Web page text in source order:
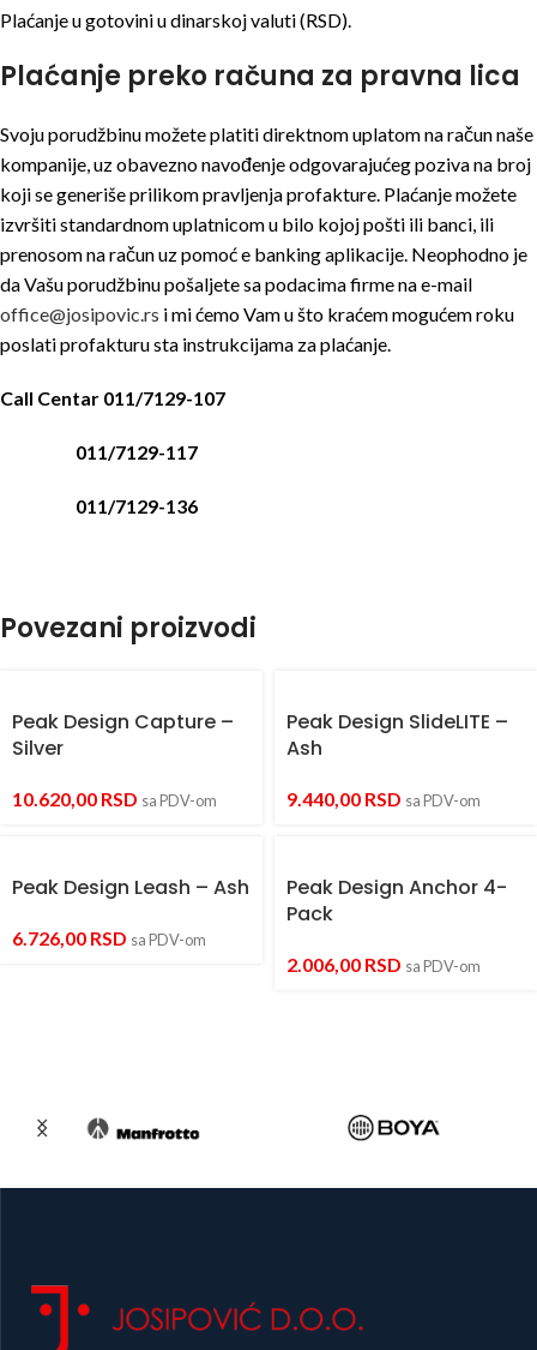
Plaćanje u gotovini u dinarskoj valuti (RSD).
Plaćanje preko računa za pravna lica
Svoju porudžbinu možete platiti direktnom uplatom na račun naše
kompanije, uz obavezno navođenje odgovarajućeg poziva na broj
koji se generiše prilikom pravljenja profakture. Plaćanje možete
izvršiti standardnom uplatnicom u bilo kojoj pošti ili banci, ili
prenosom na račun uz pomoć e banking aplikacije. Neophodno je
da Vašu porudžbinu pošaljete sa podacima firme na e-mail
office@josipovic.rs i mi ćemo Vam u što kraćem mogućem roku
poslati profakturu sta instrukcijama za plaćanje.
Call Centar 011/7129-107
011/7129-117
011/7129-136
Povezani proizvodi
Peak Design Capture –
Silver
10.620,00 RSD sa PDV-om
Peak Design SlideLITE –
Ash
9.440,00 RSD sa PDV-om
Peak Design Leash – Ash
6.726,00 RSD sa PDV-om
Peak Design Anchor 4-
Pack
2.006,00 RSD sa PDV-om